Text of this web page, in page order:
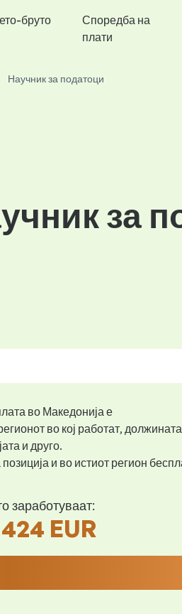
бруто
Споредба на
плати
Научник за податоци
за
во Македонија е
во кој работат,
и друго.
и во истиот регион
заработуваат:
EUR